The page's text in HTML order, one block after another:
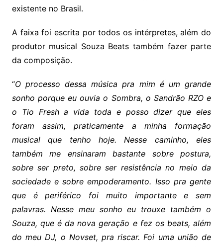
existente no Brasil.
A faixa foi escrita por todos os intérpretes, além do
produtor musical Souza Beats também fazer parte
da composição.
“O processo dessa música pra mim é um grande
sonho porque eu ouvia o Sombra, o Sandrão RZO e
o Tio Fresh a vida toda e posso dizer que eles
foram assim, praticamente a minha formação
musical que tenho hoje. Nesse caminho, eles
também me ensinaram bastante sobre postura,
sobre ser preto, sobre ser resistência no meio da
sociedade e sobre empoderamento. Isso pra gente
que é periférico foi muito importante e sem
palavras. Nesse meu sonho eu trouxe também o
Souza, que é da nova geração e fez os beats, além
do meu DJ, o Novset, pra riscar. Foi uma união de